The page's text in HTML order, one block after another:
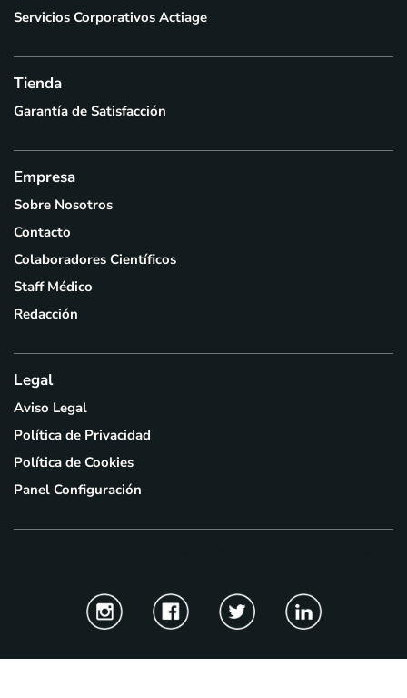
Servicios Corporativos Actiage
Tienda
Garantía de Satisfacción
Empresa
Sobre Nosotros
Contacto
Colaboradores Científicos
Staff Médico
Redacción
Legal
Aviso Legal
Política de Privacidad
Política de Cookies
Panel Configuración